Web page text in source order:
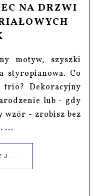
NA DRZWI
motyw, szyszki
styropianowa. Co
trio? Dekoracyjny
lub - gdy
wzór - zrobisz bez
...